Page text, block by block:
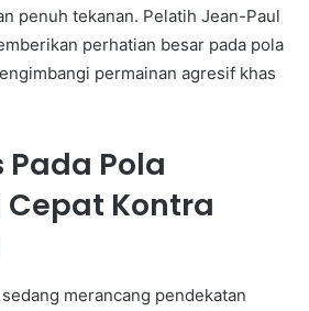
penuh tekanan. Pelatih Jean-Paul
perhatian besar pada pola
permainan agresif khas
Pada Pola
Kontra
merancang pendekatan